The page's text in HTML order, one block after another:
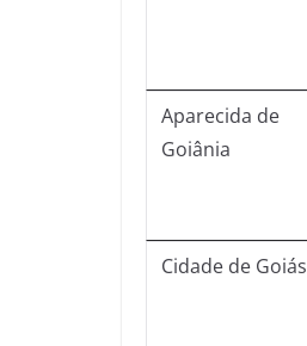
Aparecida de
Goiânia
Cidade de Goiás